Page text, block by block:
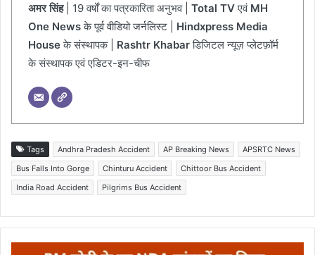
अमर सिंह| 19 वर्षों का पत्रकारिता अनुभव | Total TVएवं MH
One Newsके पूर्व वीडियो जर्नलिस्ट | Hindxpress Media
Houseके संस्थापक | Rashtr Khabarडिजिटल न्यूज़ प्लेटफ़ॉर्म
के संस्थापक एवं एडिटर-इन-चीफ
Tags Andhra Pradesh Accident AP Breaking News
APSRTC News
Bus Falls Into Gorge
Chinturu Accident
Chittoor Bus Accident
India Road Accident
Pilgrims Bus Accident